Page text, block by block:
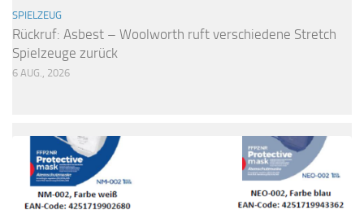
SPIELZEUG
Rückruf: Asbest – Woolworth ruft verschiedene Stretch
Spielzeuge zurück
6 AUG., 2026